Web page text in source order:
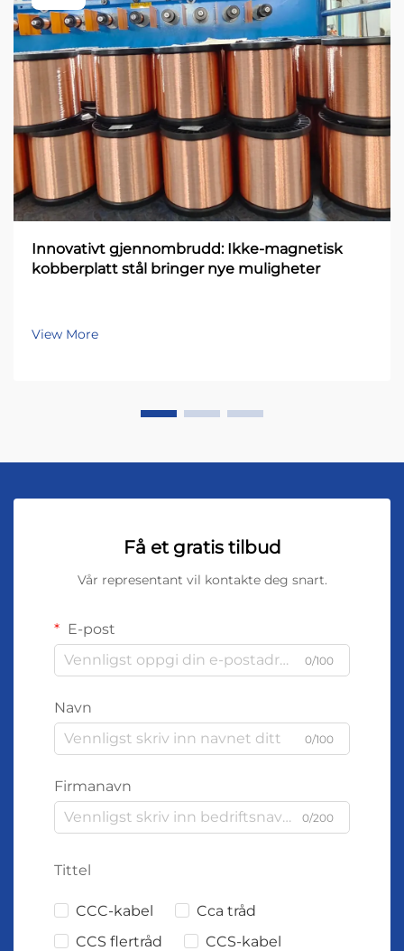
Innovativt gjennombrudd: Ikke-magnetisk
kobberplatt stål bringer nye muligheter
View More
Få et gratis tilbud
Vår representant vil kontakte deg snart.
E-post
0/100
Navn
0/100
Firmanavn
0/200
Tittel
CCC-kabel
Cca tråd
CCS flertråd
CCS-kabel